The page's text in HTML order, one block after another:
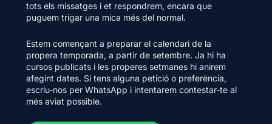
tots els missatges i et respondrem, encara que
puguem trigar una mica més del normal.
Estem començant a preparar el calendari de la
propera temporada, a partir de setembre. Ja hi ha
cursos publicats i les properes setmanes hi anirem
afegint dates. Si tens alguna petició o preferència,
escriu-nos per WhatsApp i intentarem contestar-te al
més aviat possible.